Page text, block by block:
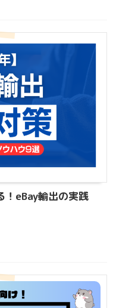
！eBay輸出の実践